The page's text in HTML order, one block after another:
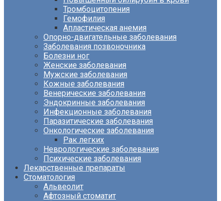
Тромбоцитопения
Гемофилия
Апластическая анемия
Опорно-двигательные заболевания
Заболевания позвоночника
Болезни ног
Женские заболевания
Мужские заболевания
Кожные заболевания
Венерические заболевания
Эндокринные заболевания
Инфекционные заболевания
Паразитические заболевания
Онкологические заболевания
Рак легких
Неврологические заболевания
Психические заболевания
Лекарственные препараты
Стоматология
Альвеолит
Афтозный стоматит